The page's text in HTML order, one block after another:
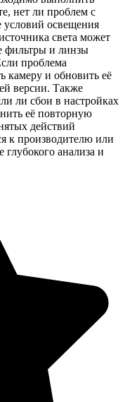
нет ли проблем с
освещения
света может
фильтры и линзы
проблема
камеру и обновить её
версии. Также
ли сбои в настройках
её повторную
действий
к производителю или
анализа и